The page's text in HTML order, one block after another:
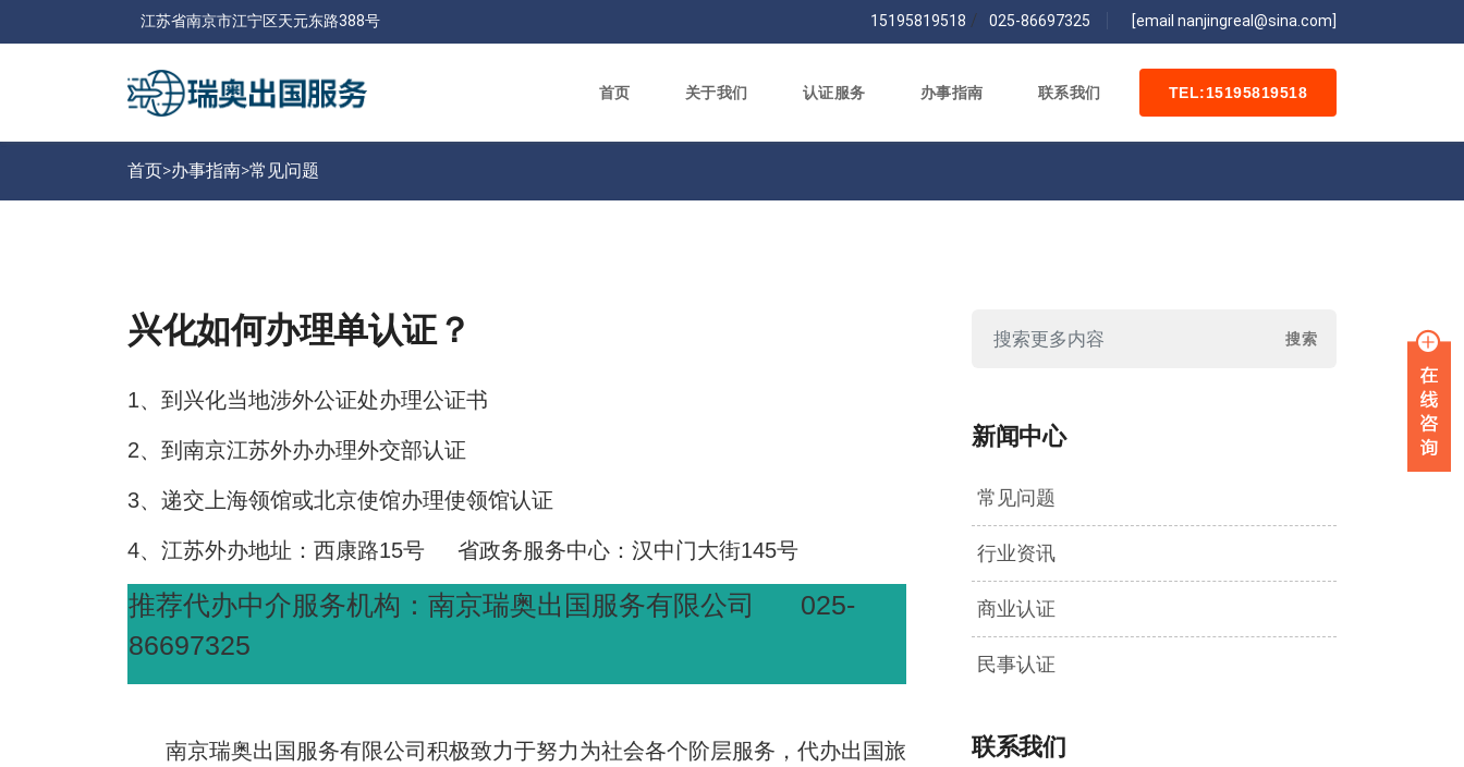
江苏省南京市江宁区天元东路388号 15195819518 / 025-86697325 [email nanjingreal@sina.com]
首页 关于我们 认证服务 办事指南 联系我们 TEL:15195819518
首页>办事指南>常见问题
兴化如何办理单认证？
1、到兴化当地涉外公证处办理公证书
2、到南京江苏外办办理外交部认证
3、递交上海领馆或北京使馆办理使领馆认证
4、江苏外办地址：西康路15号 省政务服务中心：汉中门大街145号
推荐代办中介服务机构：南京瑞奥出国服务有限公司
025-
86697325
南京瑞奥出国服务有限公司积极致力于努力为社会各个阶层服务，代办出国旅
新闻中心
常见问题
行业资讯
商业认证
民事认证
联系我们